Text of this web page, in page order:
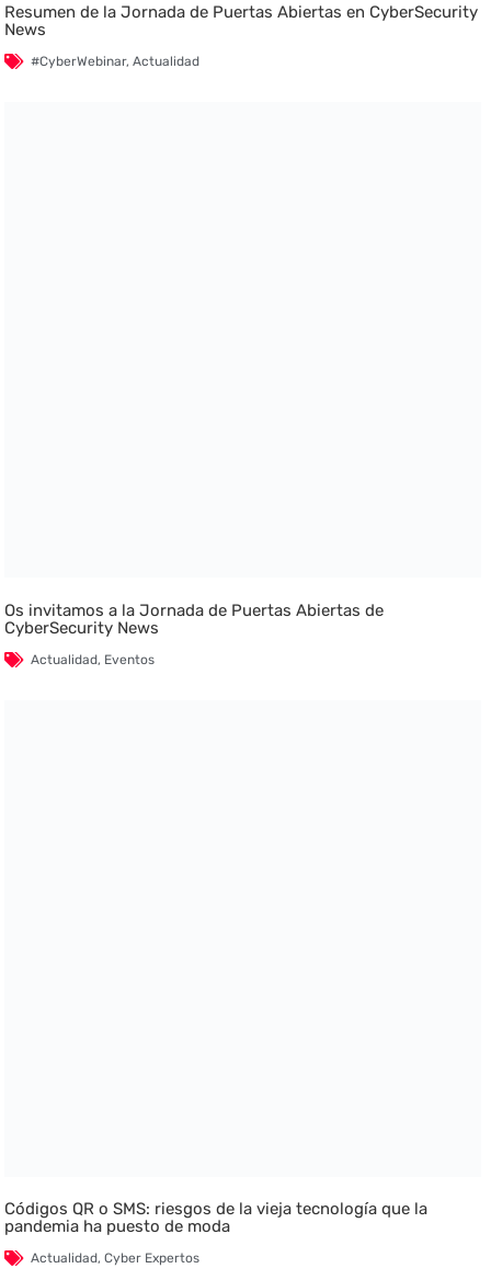
Resumen de la Jornada de Puertas Abiertas en CyberSecurity
News
#CyberWebinar,Actualidad
Os invitamos a la Jornada de Puertas Abiertas de
CyberSecurity News
Actualidad, Eventos
Códigos QR o SMS: riesgos de la vieja tecnología que la
pandemia ha puesto de moda
Actualidad,Cyber Expertos